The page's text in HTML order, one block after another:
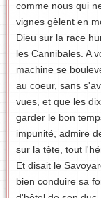
comme nous qui
vignes gèlent en
Dieu sur la race
les Cannibales. A
machine se
au coeur, sans
vues, et que les
garder le bon
impunité, admire
sur la tête, tout
Et disait le
bien conduire sa